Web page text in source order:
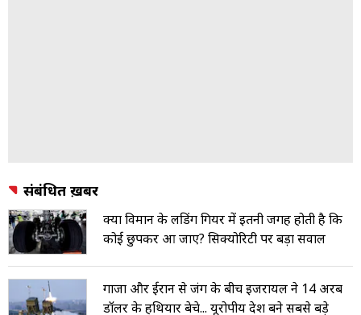
संबंधित ख़बरें
क्या विमान के लैंडिंग गियर में इतनी जगह होती है कि
कोई छुपकर आ जाए? सिक्योरिटी पर बड़ा सवाल
गाजा और ईरान से जंग के बीच इजरायल ने 14 अरब
डॉलर के हथियार बेचे... यूरोपीय देश बने सबसे बड़े